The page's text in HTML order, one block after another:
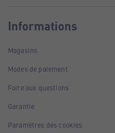
Informations
Magasins
Modes de paiement
Foire aux questions
Garantie
Paramètres des cookies